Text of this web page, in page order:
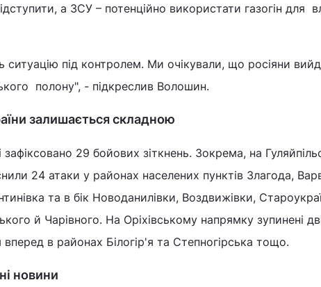
а ЗСУ – потенційно використати газогін для
під контролем. Ми очікували, що росіяни
полону", - підкреслив Волошин.
залишається складною
29 бойових зіткнень. Зокрема, на
24 атаки у районах населених пунктів Злагода,
та в бік Новоданилівки, Воздвижівки,
й Чарівного. На Оріхівському напрямку зупинені
в районах Білогір'я та Степногірська тощо.
новини